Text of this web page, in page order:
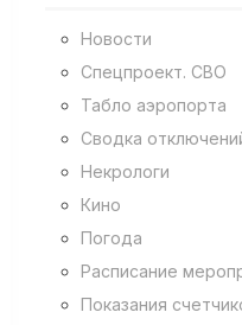
Новости
Спецпроект. СВО
Табло аэропорта
Сводка
Некрологи
Кино
Погода
Расписание
Показания